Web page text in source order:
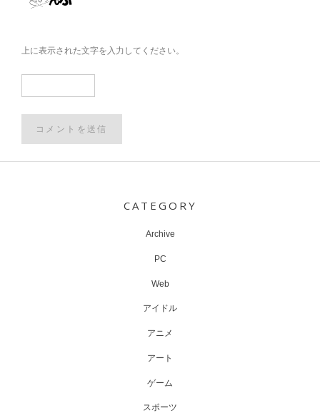
上に表示された文字を入力してください。
CATEGORY
Archive
PC
Web
アイドル
アニメ
アート
ゲーム
スポーツ